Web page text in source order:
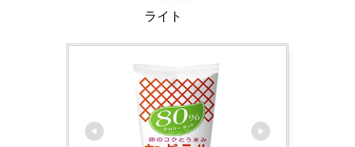
ライト